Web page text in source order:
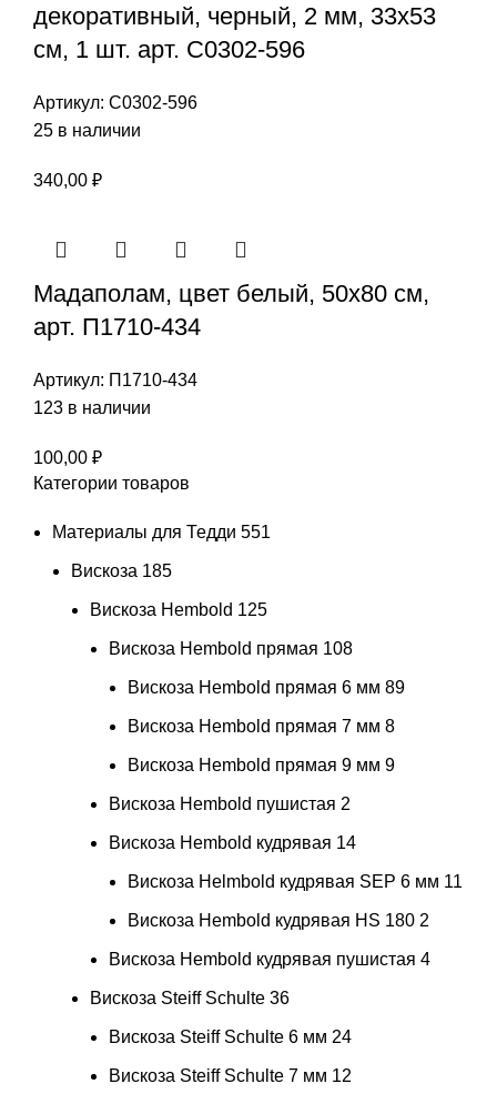
декоративный, черный, 2 мм, 33х53
см, 1 шт. арт. С0302-596
Артикул: С0302-596
25 в наличии
340,00 ₽
Мадаполам, цвет белый, 50х80 см,
арт. П1710-434
Артикул: П1710-434
123 в наличии
100,00 ₽
Категории товаров
Материалы для Тедди 551
Вискоза 185
Вискоза Hembold 125
Вискоза Hembold прямая 108
Вискоза Hembold прямая 6 мм 89
Вискоза Hembold прямая 7 мм 8
Вискоза Hembold прямая 9 мм 9
Вискоза Hembold пушистая 2
Вискоза Hembold кудрявая 14
Вискоза Helmbold кудрявая SEP 6 мм 11
Вискоза Hembold кудрявая HS 180 2
Вискоза Hembold кудрявая пушистая 4
Вискоза Steiff Schulte 36
Вискоза Steiff Schulte 6 мм 24
Вискоза Steiff Schulte 7 мм 12